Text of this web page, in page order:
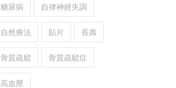
糖尿病 自律神經失調
自然療法 貼片 長壽
骨質疏鬆 骨質疏鬆症
高血壓